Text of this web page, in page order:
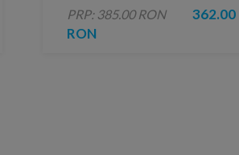
PRP: 385.00 RON
362.00
RON